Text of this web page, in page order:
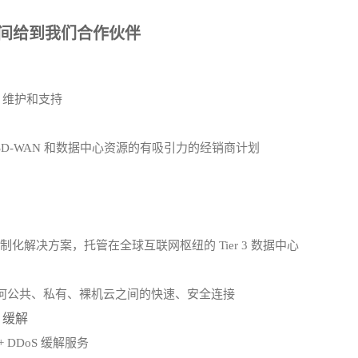
给到我们合作伙伴
护和支持
WAN 和数据中心资源的有吸引力的经销商计划
化解决方案，托管在全球互联网枢纽的 Tier 3 数据中心
公共、私有、裸机云之间的快速、安全连接
缓解
DDoS 缓解服务